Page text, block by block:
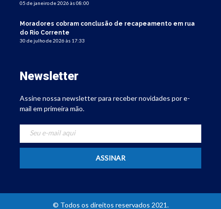
05 de janeiro de 2026 às 08:00
Moradores cobram conclusão de recapeamento em rua
do Rio Corrente
30 de julho de 2026 às 17:33
Newsletter
Assine nossa newsletter para receber novidades por e-
mail em primeira mão.
© Todos os direitos reservados 2021.